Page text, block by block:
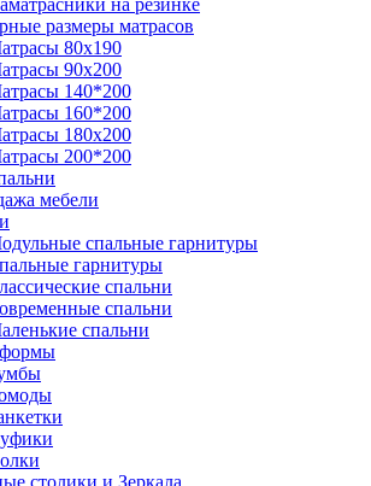
на резинке
размеры матрасов
80x190
90x200
140*200
160*200
180x200
200*200
мебели
спальные гарнитуры
гарнитуры
спальни
спальни
спальни
столики и Зеркала